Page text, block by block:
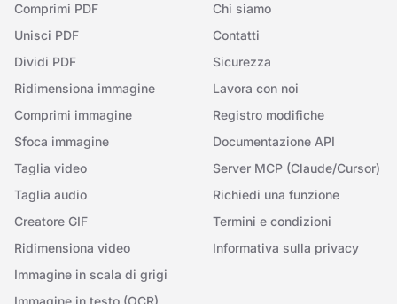
Comprimi PDF
Unisci PDF
Dividi PDF
Ridimensiona immagine
Comprimi immagine
Sfoca immagine
Taglia video
Taglia audio
Creatore GIF
Ridimensiona video
Immagine in scala di grigi
Immagine in testo (OCR)
Chi siamo
Contatti
Sicurezza
Lavora con noi
Registro modifiche
Documentazione API
Server MCP (Claude/Cursor)
Richiedi una funzione
Termini e condizioni
Informativa sulla privacy